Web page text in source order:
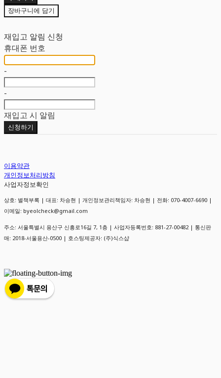
장바구니에 담기
재입고 알림 신청
휴대폰 번호
-
-
재입고 시 알림
신청하기
이용약관
개인정보처리방침
사업자정보확인
상호: 별책부록 | 대표: 차승현 | 개인정보관리책임자: 차승현 | 전화: 070-4007-6690 |
이메일: byeolcheck@gmail.com
주소: 서울특별시 용산구 신흥로16길 7, 1층 | 사업자등록번호: 881-27-00482 | 통신판
매: 2018-서울용산-0500 | 호스팅제공자: (주)식스샵